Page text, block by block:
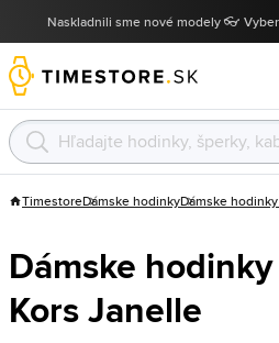
Naskladnili sme nové modely 👓
TimestoreDámske hodinkyDámske
Dámske
Kors Janelle